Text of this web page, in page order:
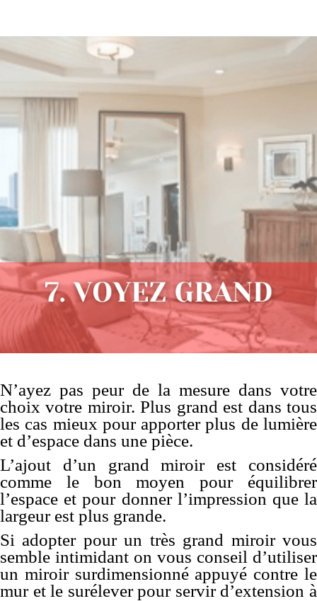
N’ayez pas peur de la mesure dans votre
choix votre miroir. Plus grand est dans tous
les cas mieux pour apporter plus de lumière
et d’espace dans une pièce.
L’ajout d’un grand miroir est considéré
comme le bon moyen pour équilibrer
l’espace et pour donner l’impression que la
largeur est plus grande.
Si adopter pour un très grand miroir vous
semble intimidant on vous conseil d’utiliser
un miroir surdimensionné appuyé contre le
mur et le surélever pour servir d’extension à